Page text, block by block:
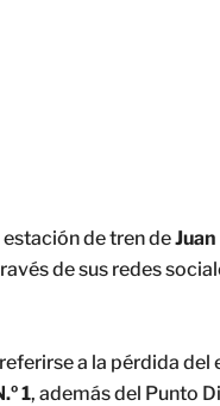
de tren de
de sus redes
a la pérdida
1, además del Punto